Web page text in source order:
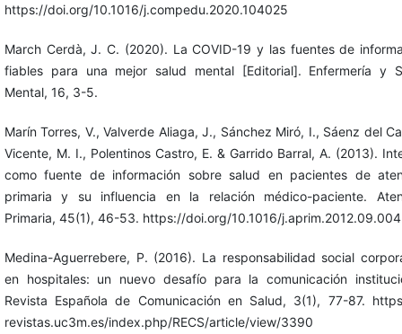
https://doi.org/10.1016/j.compedu.2020.104025
March Cerdà, J. C. (2020). La COVID-19 y las fuentes de
fiables para una mejor salud mental [Editorial]. Enfermería y
Mental, 16, 3-5.
Marín Torres, V., Valverde Aliaga, J., Sánchez Miró, I., Sáenz del
Vicente, M. I., Polentinos Castro, E. & Garrido Barral, A. (2013).
como fuente de información sobre salud en pacientes de
primaria y su influencia en la relación médico-paciente.
Primaria, 45(1), 46-53. https://doi.org/10.1016/j.aprim.2012.09.004
Medina-Aguerrebere, P. (2016). La responsabilidad social
en hospitales: un nuevo desafío para la comunicación
Revista Española de Comunicación en Salud, 3(1), 77-87.
revistas.uc3m.es/index.php/RECS/article/view/3390